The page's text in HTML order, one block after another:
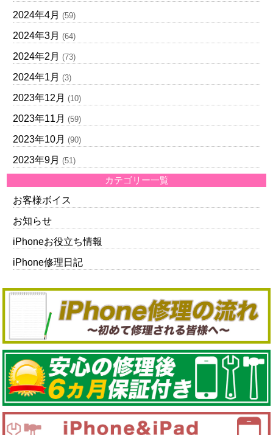
2024年4月 (59)
2024年3月 (64)
2024年2月 (73)
2024年1月 (3)
2023年12月 (10)
2023年11月 (59)
2023年10月 (90)
2023年9月 (51)
カテゴリー一覧
お客様ボイス
お知らせ
iPhoneお役立ち情報
iPhone修理日記